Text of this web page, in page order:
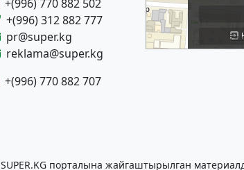
+(996) 770 882 502
+(996) 312 882 777
pr@super.kg
reklama@super.kg
+(996) 770 882 707
SUPER.KG порталына жайгаштырылган